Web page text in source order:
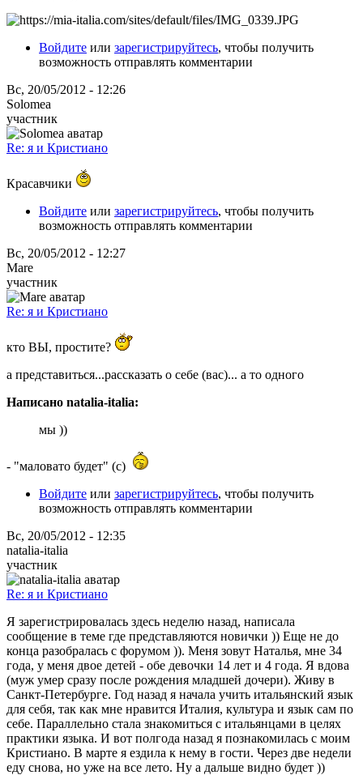
Войдите или зарегистрируйтесь, чтобы получить
возможность отправлять комментарии
Вс, 20/05/2012 - 12:26
Solomea
участник
Re: я и Кристиано
Красавчики
Войдите или зарегистрируйтесь, чтобы получить
возможность отправлять комментарии
Вс, 20/05/2012 - 12:27
Mare
участник
Re: я и Кристиано
кто ВЫ, простите?
а представиться...рассказать о себе (вас)... а то одного
Написано natalia-italia:
мы ))
- "маловато будет" (с)
Войдите или зарегистрируйтесь, чтобы получить
возможность отправлять комментарии
Вс, 20/05/2012 - 12:35
natalia-italia
участник
Re: я и Кристиано
Я зарегистрировалась здесь неделю назад, написала
сообщение в теме где представляются новички )) Еще не до
конца разобралась с форумом )). Меня зовут Наталья, мне 34
года, у меня двое детей - обе девочки 14 лет и 4 года. Я вдова
(муж умер сразу после рождения младшей дочери). Живу в
Санкт-Петербурге. Год назад я начала учить итальянский язык
для себя, так как мне нравится Италия, культура и язык сам по
себе. Параллельно стала знакомиться с итальянцами в целях
практики языка. И вот полгода назад я познакомилась с моим
Кристиано. В марте я ездила к нему в гости. Через две недели
еду снова, но уже на все лето. Ну а дальше видно будет ))